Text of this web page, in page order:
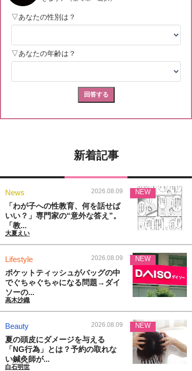
新着記事
News 2026.08.09
「わが子への性教育、何を話せば
いい？」専門家の“意外な答え”。
「教...
大夏えい
NEW
Lifestyle 2026.08.09
ポケットティッシュがバッグの中
でぐちゃぐちゃになる問題→ダイ
ソーの...
高木沙織
NEW
Beauty 2026.08.09
夏の頭皮にダメージを与える
「NG行為」とは？予約の取れな
い鍼灸師が...
白石明世
NEW